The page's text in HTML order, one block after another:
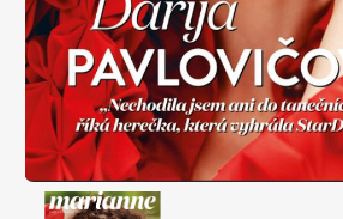
Svět ženy